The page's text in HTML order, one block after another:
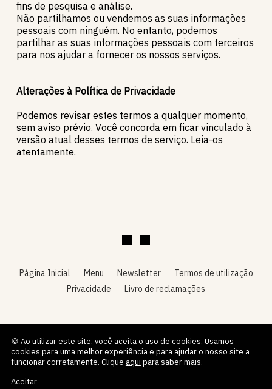
🍪 Ao utilizar este site, você aceita o uso de cookies. Usamos
cookies para uma melhor experiência e para ajudar o nosso site a
funcionar corretamente. Clique aqui para saber mais.
Aceitar
fins de pesquisa e análise.
Não partilhamos ou vendemos as suas informações
pessoais com ninguém. No entanto, podemos
partilhar as suas informações pessoais com terceiros
para nos ajudar a fornecer os nossos serviços.
Alterações à Política de Privacidade
Podemos revisar estes termos a qualquer momento,
sem aviso prévio. Você concorda em ficar vinculado à
versão atual desses termos de serviço. Leia-os
atentamente.
Página Inicial Menu Newsletter
Termos de utilização
Privacidade
Livro de reclamações
2026 © Todos os direitos reservados.
O Golfinho — Com tecnologia